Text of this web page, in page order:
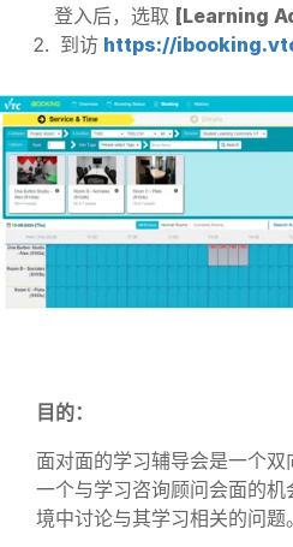
登入后，选取 [Learning
到访 https://
目的：
面对面的学习辅导会是一个
一个与学习咨询顾问会面的
境中讨论与其学习相关的问题